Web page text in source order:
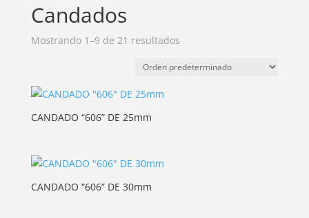
Candados
Mostrando 1–9 de 21 resultados
CANDADO “606” DE 25mm
CANDADO “606” DE 30mm